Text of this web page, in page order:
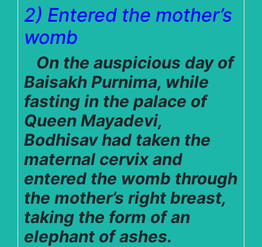
2) Entered the mother’s
womb
On the auspicious day of
Baisakh Purnima, while
fasting in the palace of
Queen Mayadevi,
Bodhisav had taken the
maternal cervix and
entered the womb through
the mother’s right breast,
taking the form of an
elephant of ashes.